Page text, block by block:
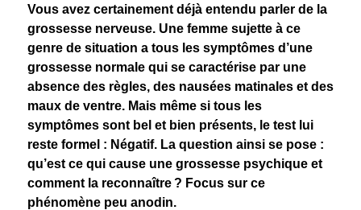
Vous avez certainement déjà entendu parler de la
grossesse nerveuse. Une femme sujette à ce
genre de situation a tous les symptômes d’une
grossesse normale qui se caractérise par une
absence des règles, des nausées matinales et des
maux de ventre. Mais même si tous les
symptômes sont bel et bien présents, le test lui
reste formel : Négatif. La question ainsi se pose :
qu’est ce qui cause une grossesse psychique et
comment la reconnaître ? Focus sur ce
phénomène peu anodin.